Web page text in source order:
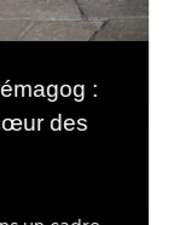
:
des